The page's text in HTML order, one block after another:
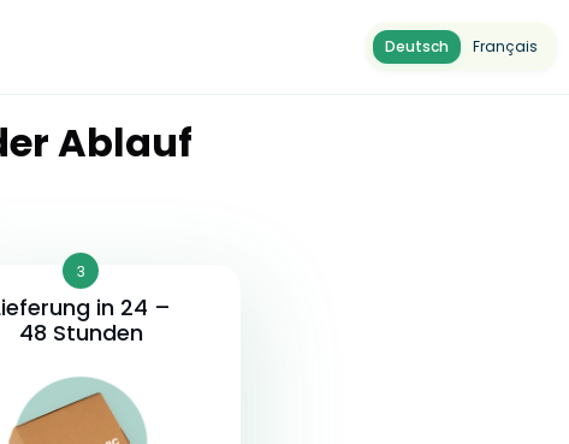
Deutsch Français
Ablauf
3
in 24 –
48 Stunden